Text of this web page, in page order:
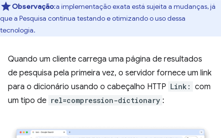
Observação:a implementação exata está sujeita a mudanças, já
que a Pesquisa continua testando e otimizando o uso dessa
tecnologia.
Quando um cliente carrega uma página de resultados
de pesquisa pela primeira vez, o servidor fornece um link
para o dicionário usando o cabeçalho HTTP Link: com
um tipo de rel=compression-dictionary :